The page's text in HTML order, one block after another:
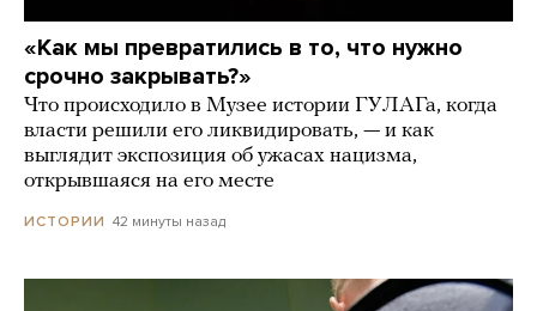
«Как мы превратились в то, что нужно
срочно закрывать?»
Что происходило в Музее истории ГУЛАГа, когда
власти решили его ликвидировать, — и как
выглядит экспозиция об ужасах нацизма,
открывшаяся на его месте
ИСТОРИИ 42 минуты назад